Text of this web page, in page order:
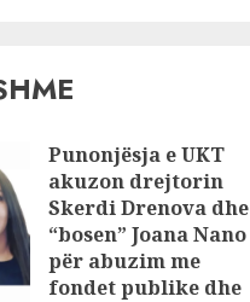
Punonjësja e UKT
akuzon drejtorin
Skerdi Drenova dhe
“bosen” Joana Nano
për abuzim me
fondet publike dhe